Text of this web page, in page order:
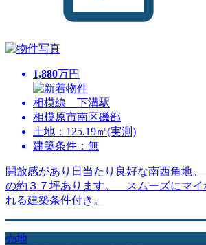
1,880万円
相模線 下溝駅
相模原市南区磯部
土地：125.19㎡(実測)
建築条件：無
開放感があり日当たり良好な南西角地
の約３７坪あります。 スムーズにマイ
れる建築条件付き。
売地